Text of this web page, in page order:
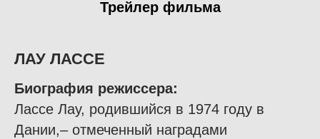
Трейлер фильма
ЛАУ ЛАССЕ
Биография режиссера:
Лассе Лау, родившийся в 1974 году в
Дании,– отмеченный наградами